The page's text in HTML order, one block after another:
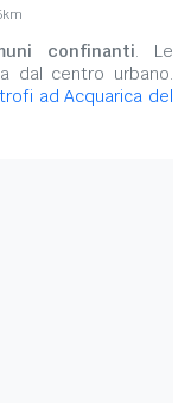
confinanti. Le
dal centro urbano.
ad Acquarica del